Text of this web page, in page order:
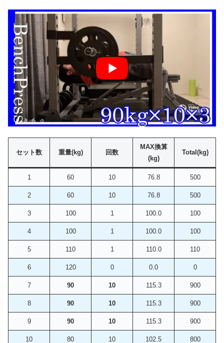
セット数 重量(kg) 回数
MAX換算
(kg)
Total(kg)
1 60 10 76.8 500
2 60 10 76.8 500
3 100 1 100.0 100
4 100 1 100.0 100
5 110 1 110.0 110
6 120 0 0.0 0
7 90 10 115.3 900
8 90 10 115.3 900
9 90 10 115.3 900
10 80 10 102.5 800